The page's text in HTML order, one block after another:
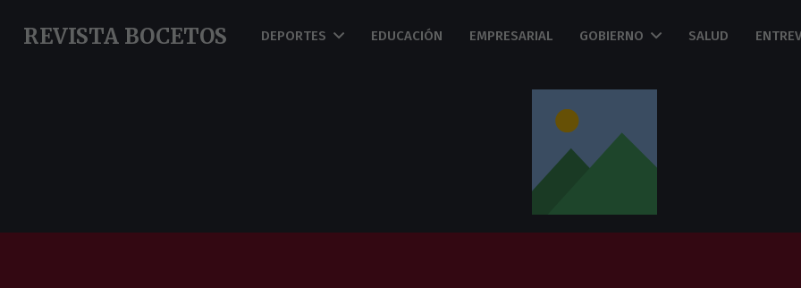
REVISTA BOCETOS DEPORTES EDUCACIÓN EMPRESARIAL GOBIERNO SALUD